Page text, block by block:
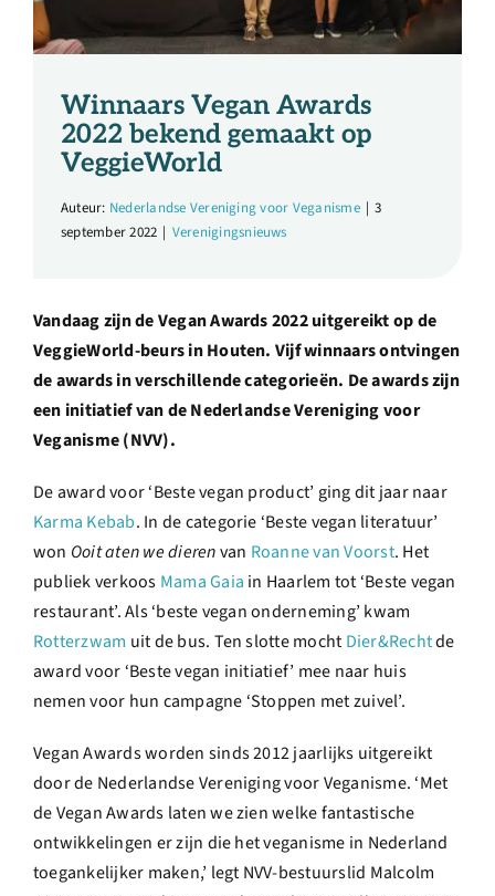
Over ons
Contact
Doneren
English
Winnaars Vegan Awards
2022 bekend gemaakt op
VeggieWorld
Auteur: Nederlandse Vereniging voor Veganisme | 3
september 2022 | Verenigingsnieuws
Vandaag zijn de Vegan Awards 2022 uitgereikt op de
VeggieWorld-beurs in Houten. Vijf winnaars ontvingen
de awards in verschillende categorieën. De awards zijn
een initiatief van de Nederlandse Vereniging voor
Veganisme (NVV).
De award voor ‘Beste vegan product’ ging dit jaar naar
Karma Kebab. In de categorie ‘Beste vegan literatuur’
won Ooit aten we dierenvan Roanne van Voorst. Het
publiek verkoos Mama Gaia in Haarlem tot ‘Beste vegan
restaurant’. Als ‘beste vegan onderneming’ kwam
Rotterzwam uit de bus. Ten slotte mocht Dier&Rechtde
award voor ‘Beste vegan initiatief’ mee naar huis
nemen voor hun campagne ‘Stoppen met zuivel’.
Vegan Awards worden sinds 2012 jaarlijks uitgereikt
door de Nederlandse Vereniging voor Veganisme. ‘Met
de Vegan Awards laten we zien welke fantastische
ontwikkelingen er zijn die het veganisme in Nederland
toegankelijker maken,’ legt NVV-bestuurslid Malcolm